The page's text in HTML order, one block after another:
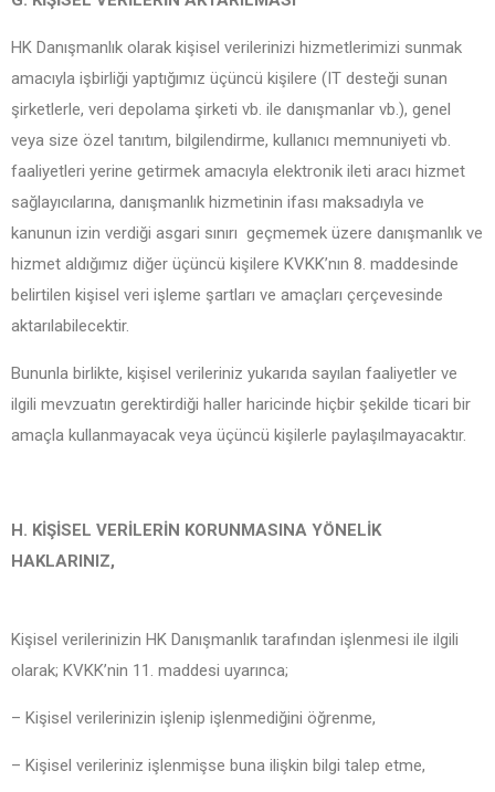
HK Danışmanlık olarak kişisel verilerinizi hizmetlerimizi sunmak
amacıyla işbirliği yaptığımız üçüncü kişilere (IT desteği sunan
şirketlerle, veri depolama şirketi vb. ile danışmanlar vb.), genel
veya size özel tanıtım, bilgilendirme, kullanıcı memnuniyeti vb.
faaliyetleri yerine getirmek amacıyla elektronik ileti aracı hizmet
sağlayıcılarına, danışmanlık hizmetinin ifası maksadıyla ve
kanunun izin verdiği asgari sınırı geçmemek üzere danışmanlık ve
hizmet aldığımız diğer üçüncü kişilere KVKK’nın 8. maddesinde
belirtilen kişisel veri işleme şartları ve amaçları çerçevesinde
aktarılabilecektir.
Bununla birlikte, kişisel verileriniz yukarıda sayılan faaliyetler ve
ilgili mevzuatın gerektirdiği haller haricinde hiçbir şekilde ticari bir
amaçla kullanmayacak veya üçüncü kişilerle paylaşılmayacaktır.
H. KİŞİSEL VERİLERİN KORUNMASINA YÖNELİK
HAKLARINIZ,
Kişisel verilerinizin HK Danışmanlık tarafından işlenmesi ile ilgili
olarak; KVKK’nin 11. maddesi uyarınca;
– Kişisel verilerinizin işlenip işlenmediğini öğrenme,
– Kişisel verileriniz işlenmişse buna ilişkin bilgi talep etme,